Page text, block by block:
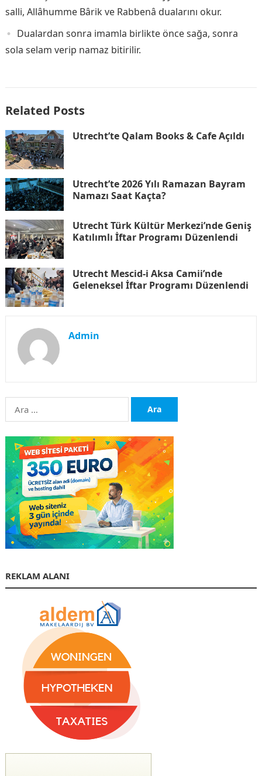
salli, Allâhumme Bârik ve Rabbenâ dualarını okur.
Dualardan sonra imamla birlikte önce sağa, sonra
sola selam verip namaz bitirilir.
Related Posts
Utrecht’te Qalam Books & Cafe Açıldı
Utrecht’te 2026 Yılı Ramazan Bayram
Namazı Saat Kaçta?
Utrecht Türk Kültür Merkezi’nde Geniş
Katılımlı İftar Programı Düzenlendi
Utrecht Mescid-i Aksa Camii’nde
Geleneksel İftar Programı Düzenlendi
Admin
Arama:
REKLAM ALANI